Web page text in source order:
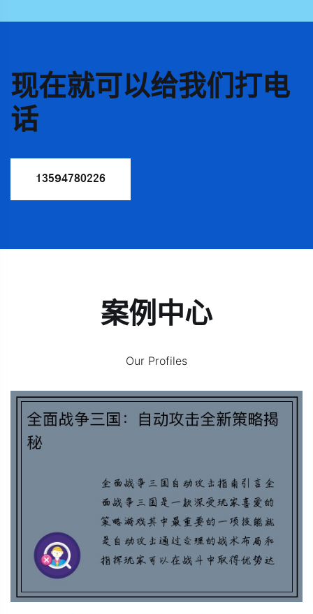
现在就可以给我们打电
话
13594780226
案例中心
Our Profiles